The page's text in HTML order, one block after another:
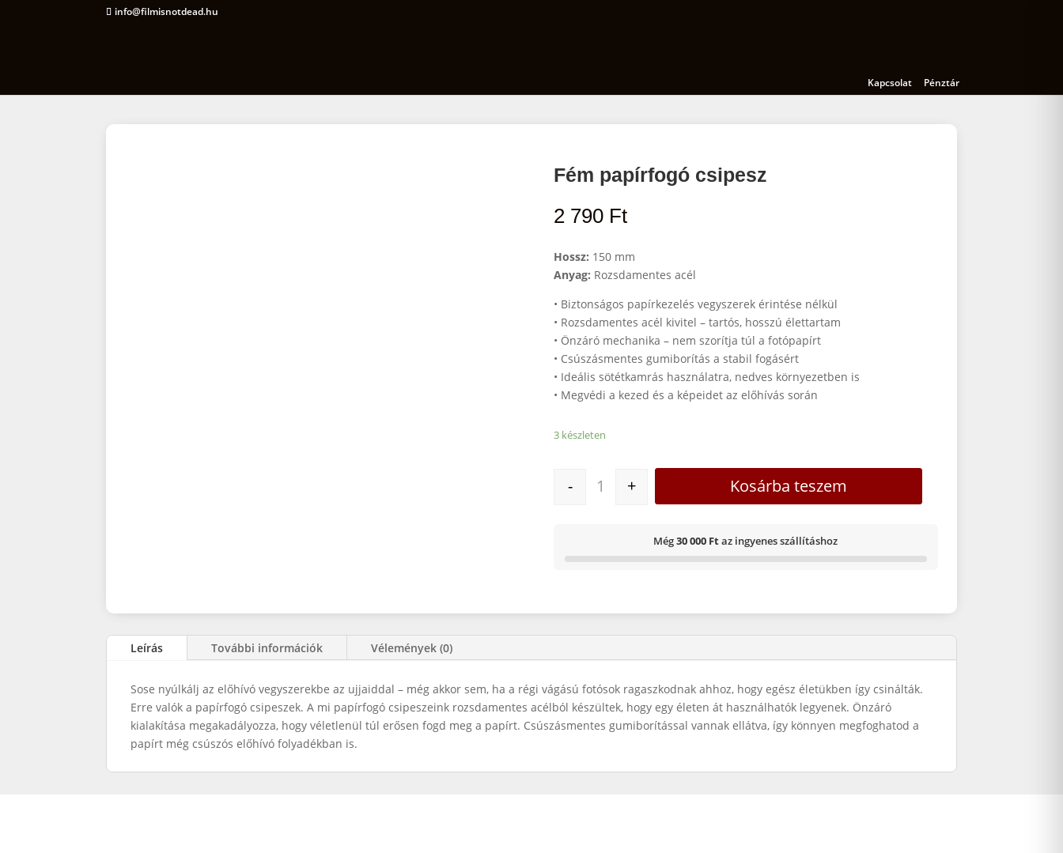
info@filmisnotdead.hu
Kapcsolat Pénztár
Fém papírfogó csipesz
2 790 Ft
Hossz: 150 mm
Anyag: Rozsdamentes acél
• Biztonságos papírkezelés vegyszerek érintése nélkül
• Rozsdamentes acél kivitel – tartós, hosszú élettartam
• Önzáró mechanika – nem szorítja túl a fotópapírt
• Csúszásmentes gumiborítás a stabil fogásért
• Ideális sötétkamrás használatra, nedves környezetben is
• Megvédi a kezed és a képeidet az előhívás során
3 készleten
Fém papírfogó csipesz mennyiség
- + Kosárba teszem
Még30 000 Ftaz ingyenes szállításhoz
Leírás További információk Vélemények (0)
Sose nyúlkálj az előhívó vegyszerekbe az ujjaiddal – még akkor sem, ha a régi vágású fotósok ragaszkodnak ahhoz, hogy egész életükben így csinálták.
Erre valók a papírfogó csipeszek. A mi papírfogó csipeszeink rozsdamentes acélból készültek, hogy egy életen át használhatók legyenek. Önzáró
kialakítása megakadályozza, hogy véletlenül túl erősen fogd meg a papírt. Csúszásmentes gumiborítással vannak ellátva, így könnyen megfoghatod a
papírt még csúszós előhívó folyadékban is.